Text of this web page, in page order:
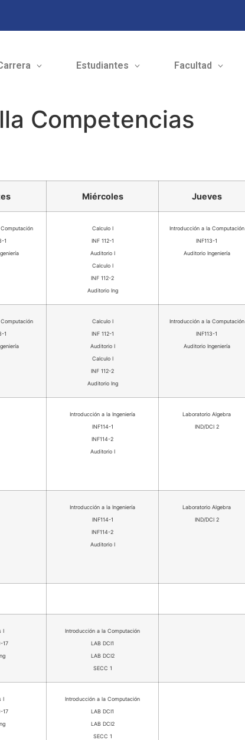
Estudiantes Facultad
Competencias
Miércoles Jueves
1
Calculo I
INF 112-1
Auditorio I
Calculo I
INF 112-2
Auditorio Ing
Introducción a la Computación
INF113-1
Auditorio Ingeniería
1
Calculo I
INF 112-1
Auditorio I
Calculo I
INF 112-2
Auditorio Ing
Introducción a la Computación
INF113-1
Auditorio Ingeniería
Introducción a la Ingeniería
INF114-1
INF114-2
Auditorio I
Laboratorio Algebra
IND/DCI 2
Introducción a la Ingeniería
INF114-1
INF114-2
Auditorio I
Laboratorio Algebra
IND/DCI 2
I
17
Introducción a la Computación
LAB DCI1
LAB DCI2
SECC 1
I
17
Introducción a la Computación
LAB DCI1
LAB DCI2
SECC 1